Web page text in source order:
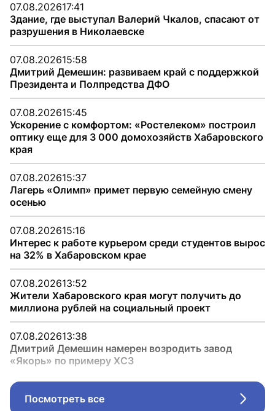
07.08.202617:41
Здание, где выступал Валерий Чкалов, спасают от
разрушения в Николаевске
07.08.202615:58
Дмитрий Демешин: развиваем край с поддержкой
Президента и Полпредства ДФО
07.08.202615:45
Ускорение с комфортом: «Ростелеком» построил
оптику еще для 3 000 домохозяйств Хабаровского
края
07.08.202615:37
Лагерь «Олимп» примет первую семейную смену
осенью
07.08.202615:16
Интерес к работе курьером среди студентов вырос
на 32% в Хабаровском крае
07.08.202613:52
Жители Хабаровского края могут получить до
миллиона рублей на социальный проект
07.08.202613:38
Дмитрий Демешин намерен возродить завод
«Якорь» по примеру ХСЗ
Посмотреть все